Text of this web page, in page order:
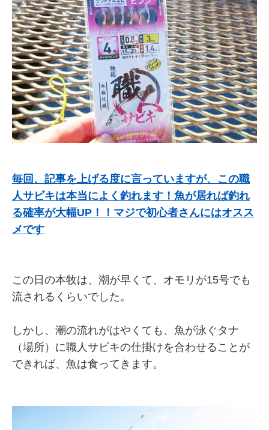
毎回、記事を上げる度に言っていますが、この職
人サビキは本当によく釣れます！魚が居れば釣れ
る確率が大幅UP！！マジで初心者さんにはオスス
メです
この日の本牧は、潮が早くて、オモリが15号でも
流されるくらいでした。
しかし、潮の流れがはやくても、魚が泳ぐタナ
（場所）に職人サビキの仕掛けを合わせることが
できれば、魚は食ってきます。